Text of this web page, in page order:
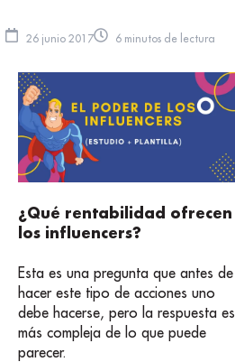
26 junio 2017 6 minutos de lectura
¿Qué rentabilidad ofrecen
los influencers?
Esta es una pregunta que antes de
hacer este tipo de acciones uno
debe hacerse, pero la respuesta es
más compleja de lo que puede
parecer.